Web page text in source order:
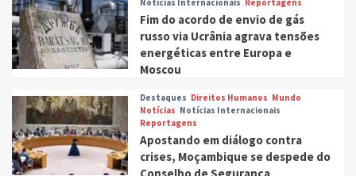
Fim do acordo de envio de gás
russo via Ucrânia agrava tensões
energéticas entre Europa e
Moscou
Destaques Direitos Humanos Mundo
Notícias Notícias Internacionais
Reportagens
Apostando em diálogo contra
crises, Moçambique se despede do
Conselho de Segurança